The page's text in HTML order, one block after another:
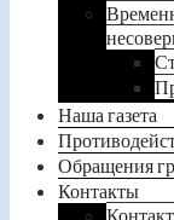
Наша газета
Обращения
Контакты